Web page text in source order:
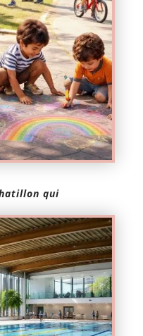
qui